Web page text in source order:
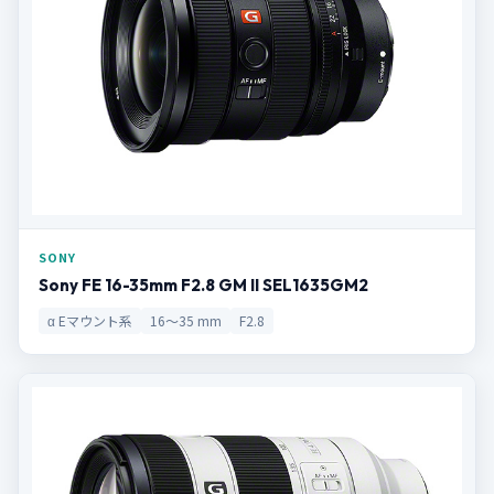
SONY
Sony FE 16-35mm F2.8 GM II SEL1635GM2
α Eマウント系 16～35 mm F2.8